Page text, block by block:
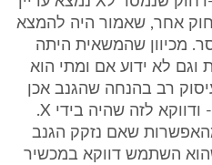
אחר, שאמור היה להמצא
מכיוון שהמשאית היתה
וגם לא ידוע אם ומתי הוא
רב בהנחה שהגנב אכן
נזקק למכשיר השלט-רחוק - ודווקא לזה שהיה בידי X.
שאם נזקק הגנב
השתמש דווקא במכשיר